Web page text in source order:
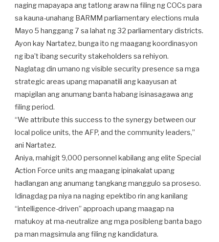
naging mapayapa ang tatlong araw na filing ng COCs para
sa kauna-unahang BARMM parliamentary elections mula
Mayo 5 hanggang 7 sa lahat ng 32 parliamentary districts.
Ayon kay Nartatez, bunga ito ng maagang koordinasyon
ng iba’t ibang security stakeholders sa rehiyon.
Naglatag din umano ng visible security presence sa mga
strategic areas upang mapanatili ang kaayusan at
mapigilan ang anumang banta habang isinasagawa ang
filing period.
“We attribute this success to the synergy between our
local police units, the AFP, and the community leaders,”
ani Nartatez.
Aniya, mahigit 9,000 personnel kabilang ang elite Special
Action Force units ang maagang ipinakalat upang
hadlangan ang anumang tangkang manggulo sa proseso.
Idinagdag pa niya na naging epektibo rin ang kanilang
“intelligence-driven” approach upang maagap na
matukoy at ma-neutralize ang mga posibleng banta bago
pa man magsimula ang filing ng kandidatura.